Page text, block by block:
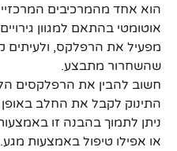
הוא אחד מהמרכיבים
אוטומטי בהתאם למגוון
מפעיל את הרפלקס, ולעיתים
שהשחרור מתבצע.
חשוב להבין את הרפלקסים
התינוק לקבל את החלב
ניתן לתמוך בהבנה זו
או אפילו טיפול באמצעות